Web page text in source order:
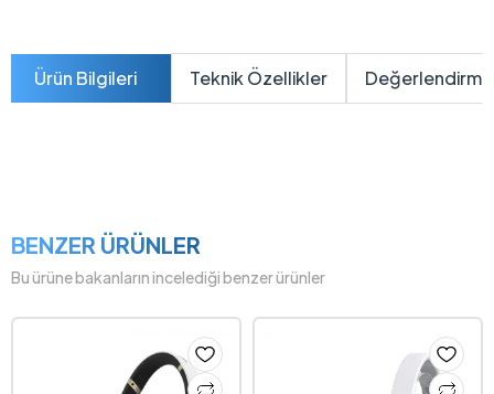
Ürün Bilgileri Teknik Özellikler
BENZER ÜRÜNLER
Bu ürüne bakanların incelediği benzer ürünler